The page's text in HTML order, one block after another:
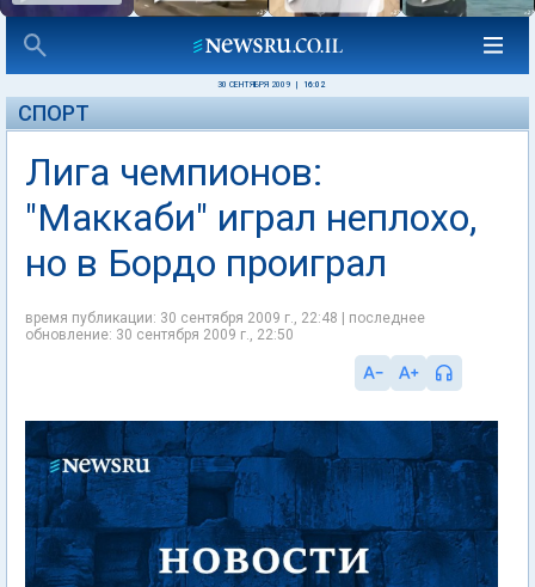
30 СЕНТЯБРЯ 2009 16:02
СПОРТ
Лига чемпионов:
"Маккаби" играл неплохо,
но в Бордо проиграл
время публикации: 30 сентября 2009 г., 22:48 | последнее
обновление: 30 сентября 2009 г., 22:50